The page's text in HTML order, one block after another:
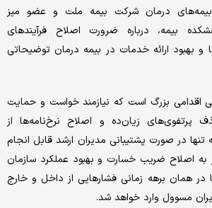
بیمه‌های درمان شرکت بیمه ملت و عضو میز
بیمه، درباره ضرورت اصلاح فرآیندهای
و بهبود ارائه خدمات در بیمه درمان توضیحاتی
اقدامی بزرگ است که نیازمند خواست و حمایت
پرتفوی‌های زیان‌ده و اصلاح نرخ‌نامه‌ها از
در صورت پشتیبانی مدیران ارشد قابل انجام
به اصلاح ضریب خسارت و بهبود عملکرد سازمان
در همان برهه زمانی فشارهایی از داخل و خارج
مسوول وارد خواهد شد.